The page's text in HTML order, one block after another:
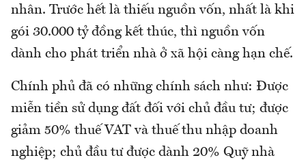
nhân. Trước hết là thiếu nguồn vốn, nhất là khi
gói 30.000 tỷ đồng kết thúc, thì nguồn vốn
dành cho phát triển nhà ở xã hội càng hạn chế.
Chính phủ đã có những chính sách như: Được
miễn tiền sử dụng đất đối với chủ đầu tư; được
giảm 50% thuế VAT và thuế thu nhập doanh
nghiệp; chủ đầu tư được dành 20% Quỹ nhà